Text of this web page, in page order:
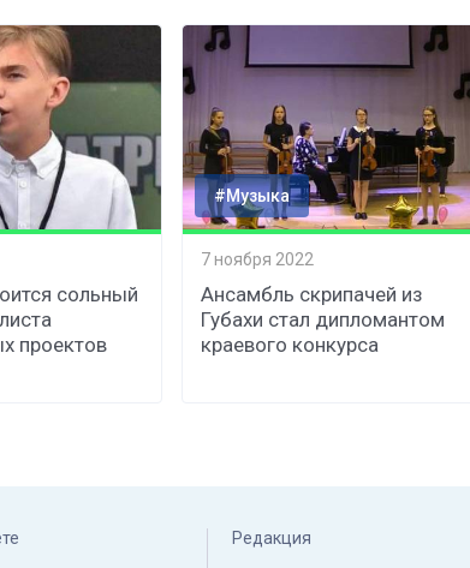
сольный
проектов
#Музыка
7 ноября 2022
Ансамбль скрипачей из
Губахи стал дипломантом
краевого конкурса
Редакция